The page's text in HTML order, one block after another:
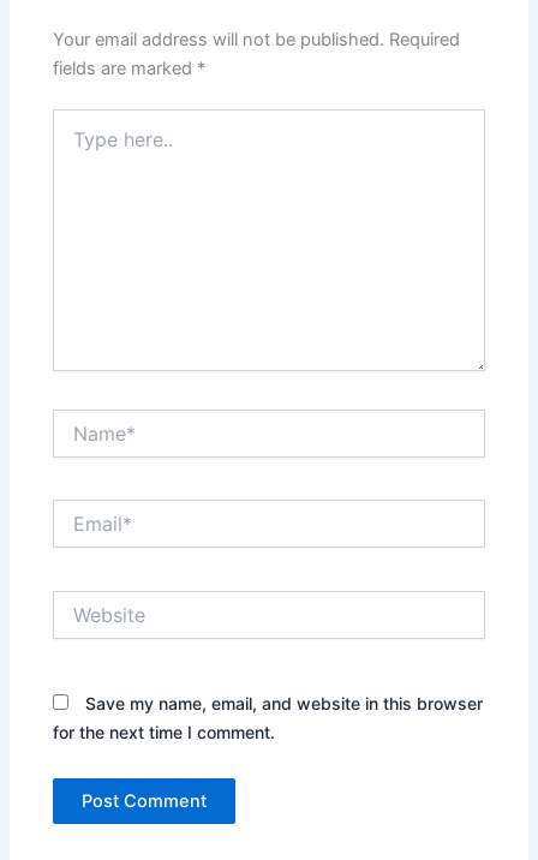
Your email address will not be published. Required
fields are marked *
here..
Save my name, email, and website in this browser
for the next time I comment.